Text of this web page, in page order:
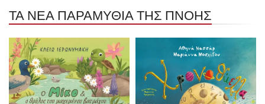
ΤΑ ΝΕΑ ΠΑΡΑΜΥΘΙΑ ΤΗΣ ΠΝΟΗΣ